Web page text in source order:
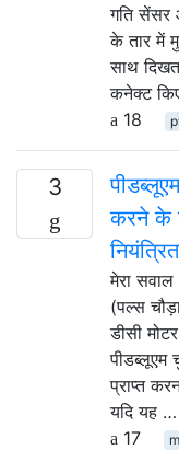
गति सेंसर
के तार में
साथ
कनेक्ट
18
3
करने के
मेरा
(पल्स
डीसी
पीडब्लूएम
प्राप्त
यदि यह …
17